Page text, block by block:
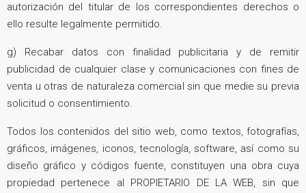
autorización del titular de los correspondientes derechos o
ello resulte legalmente permitido.
g) Recabar datos con finalidad publicitaria y de remitir
publicidad de cualquier clase y comunicaciones con fines de
venta u otras de naturaleza comercial sin que medie su previa
solicitud o consentimiento.
Todos los contenidos del sitio web, como textos, fotografías,
gráficos, imágenes, iconos, tecnología, software, así como su
diseño gráfico y códigos fuente, constituyen una obra cuya
propiedad pertenece al PROPIETARIO DE LA WEB, sin que